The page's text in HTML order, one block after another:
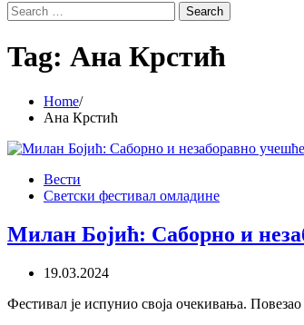
Search
for:
Tag: Ана Крстић
Home
Ана Крстић
Вести
Светски фестивал омладине
Милан Бојић: Саборно и
19.03.2024
Фестивал је испунио своја очекивања.